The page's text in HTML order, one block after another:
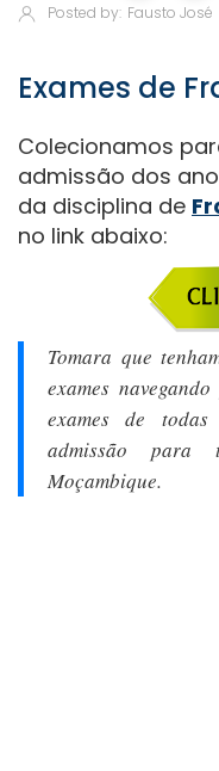
Posted by: Fausto José
Exames de
Colecionamos
admissão dos
da disciplina de
no link abaixo:
Tomara que
exames
exames de
admissão para
Moçambique.